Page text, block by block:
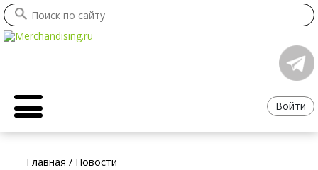
Войти
Главная / Новости